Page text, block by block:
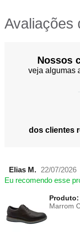
Avaliações
Nossos
veja algumas
dos clientes
Elias M.
22/07/2026
Eu recomendo esse
Produto:
Marrom